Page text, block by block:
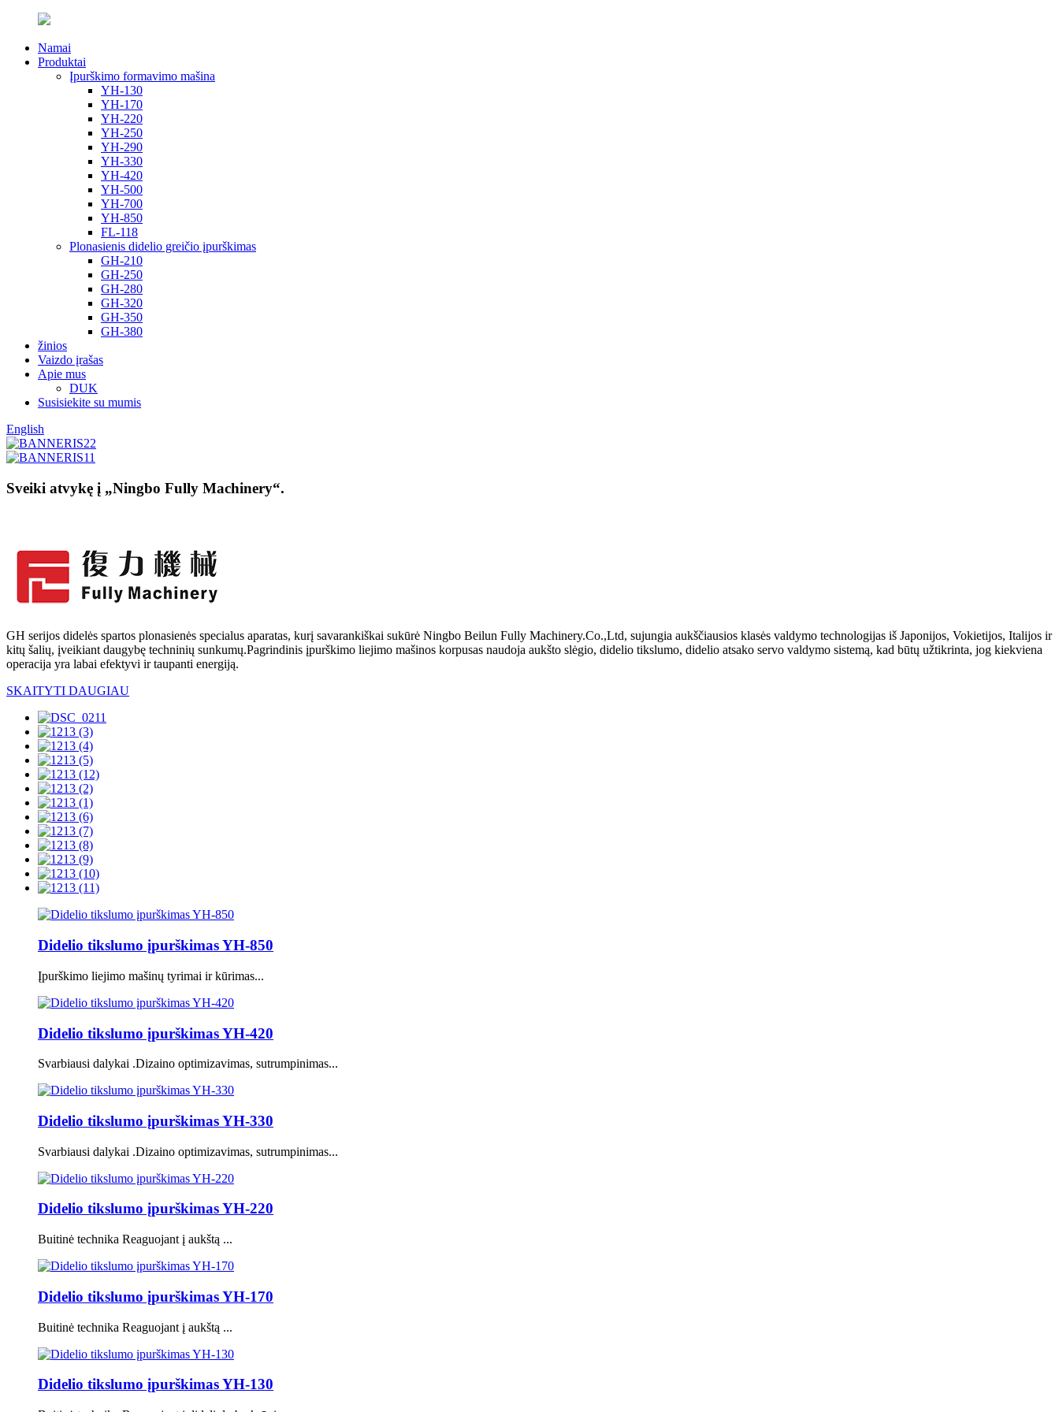
Namai
Produktai
Įpurškimo formavimo mašina
YH-130
YH-170
YH-220
YH-250
YH-290
YH-330
YH-420
YH-500
YH-700
YH-850
FL-118
Plonasienis didelio greičio įpurškimas
GH-210
GH-250
GH-280
GH-320
GH-350
GH-380
žinios
Vaizdo įrašas
Apie mus
DUK
Susisiekite su mumis
English
Sveiki atvykę į „Ningbo Fully Machinery“.
GH serijos didelės spartos plonasienės specialus aparatas, kurį savarankiškai sukūrė Ningbo Beilun Fully Machinery.Co.,Ltd, sujungia aukščiausios klasės valdymo technologijas iš Japonijos, Vokietijos, Italijos ir
kitų šalių, įveikiant daugybę techninių sunkumų.Pagrindinis įpurškimo liejimo mašinos korpusas naudoja aukšto slėgio, didelio tikslumo, didelio atsako servo valdymo sistemą, kad būtų užtikrinta, jog kiekviena
operacija yra labai efektyvi ir taupanti energiją.
SKAITYTI DAUGIAU
Didelio tikslumo įpurškimas YH-850
Įpurškimo liejimo mašinų tyrimai ir kūrimas...
Didelio tikslumo įpurškimas YH-420
Svarbiausi dalykai .Dizaino optimizavimas, sutrumpinimas...
Didelio tikslumo įpurškimas YH-330
Svarbiausi dalykai .Dizaino optimizavimas, sutrumpinimas...
Didelio tikslumo įpurškimas YH-220
Buitinė technika Reaguojant į aukštą ...
Didelio tikslumo įpurškimas YH-170
Buitinė technika Reaguojant į aukštą ...
Didelio tikslumo įpurškimas YH-130